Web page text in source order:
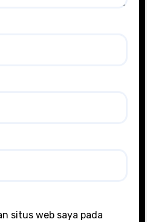
situs web saya pada